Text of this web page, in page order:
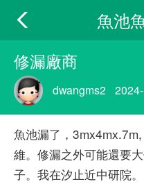
魚池
修漏廠商
dwangms2
魚池漏了，
維。修漏之外可能還要
子。我在汐止近中研院。